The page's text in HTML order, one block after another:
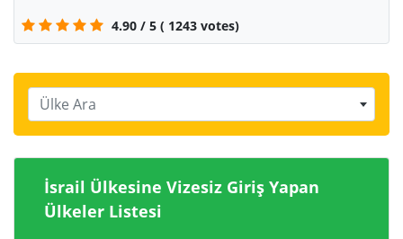
4.90 / 5 ( 1243 votes)
Ülke Ara
İsrail Ülkesine Vizesiz Giriş Yapan
Ülkeler Listesi